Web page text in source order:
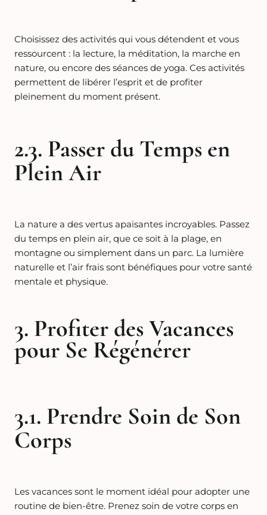
Choisissez des activités qui vous détendent et vous
ressourcent : la lecture, la méditation, la marche en
nature, ou encore des séances de yoga. Ces activités
permettent de libérer l’esprit et de profiter
pleinement du moment présent.
2.3. Passer du Temps en
Plein Air
La nature a des vertus apaisantes incroyables. Passez
du temps en plein air, que ce soit à la plage, en
montagne ou simplement dans un parc. La lumière
naturelle et l’air frais sont bénéfiques pour votre santé
mentale et physique.
3. Profiter des Vacances
pour Se Régénérer
3.1. Prendre Soin de Son
Corps
Les vacances sont le moment idéal pour adopter une
routine de bien-être. Prenez soin de votre corps en